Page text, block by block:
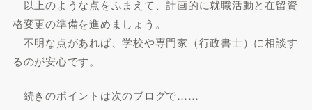
以上のような点をふまえて、計画的に就職活動と在留資
格変更の準備を進めましょう。
不明な点があれば、学校や専門家（行政書士）に相談す
るのが安心です。
続きのポイントは次のブログで……